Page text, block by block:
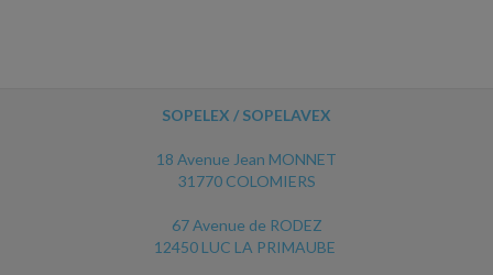
SOPELEX / SOPELAVEX
18 Avenue Jean MONNET
31770 COLOMIERS
67 Avenue de RODEZ
12450 LUC LA PRIMAUBE